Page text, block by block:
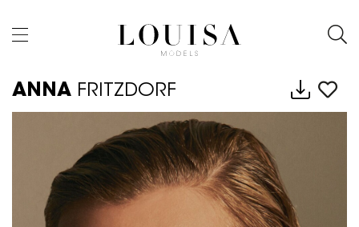
ANNA FRITZDORF